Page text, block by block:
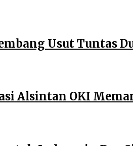
Usut Tuntas
Alsintan OKI